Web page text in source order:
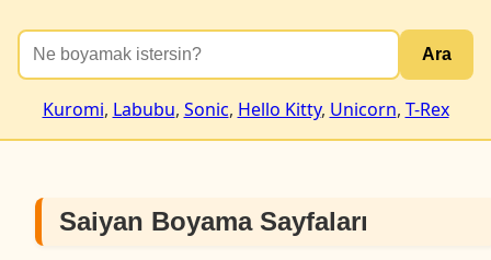
Ara
Kuromi, Labubu, Sonic, Hello Kitty, Unicorn, T-Rex
Saiyan Boyama Sayfaları